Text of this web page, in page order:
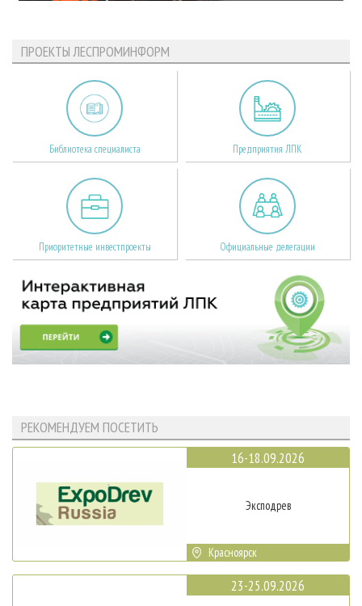
ПРОЕКТЫ ЛЕСПРОМИНФОРМ
Библиотека специалиста Предприятия ЛПК
Приоритетные инвестпроекты Официальные делегации
РЕКОМЕНДУЕМ ПОСЕТИТЬ
16-18.09.2026
Эксподрев
Красноярск
23-25.09.2026